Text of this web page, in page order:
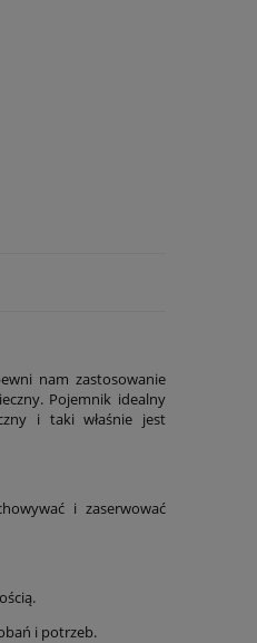
nam zastosowanie
Pojemnik idealny
i taki właśnie jest
i zaserwować
i potrzeb.